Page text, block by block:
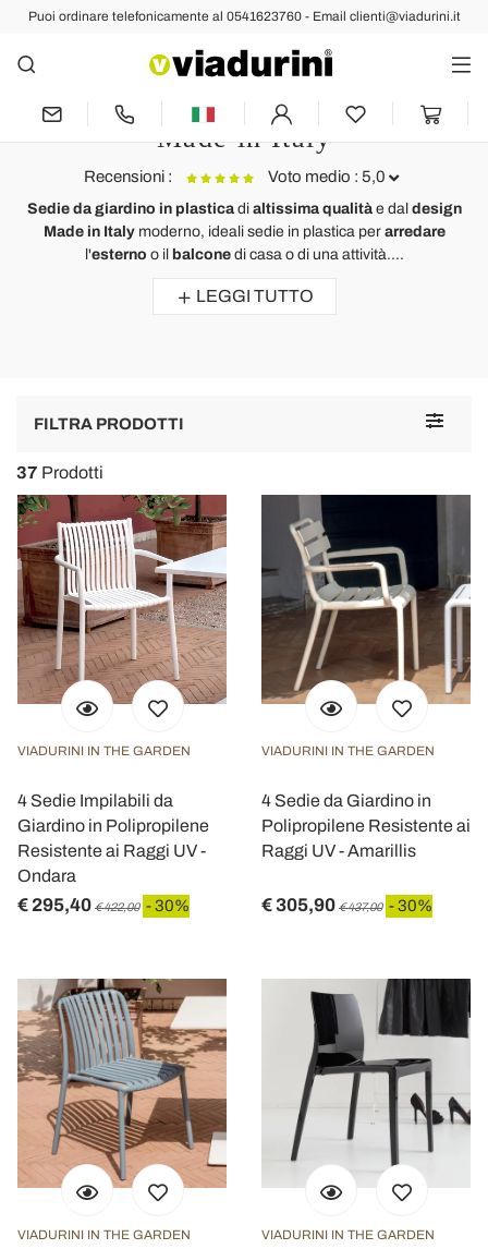
Puoi ordinare telefonicamente al 0541623760 - Email clienti@viadurini.it
Sedie in Plastica da Giardino o
Esterno Pieghevoli e con Braccioli
Made in Italy
Recensioni : Voto medio : 5,0
Sedia da esterno/interno di design in polipropilene made in Italy
Bellissima sedie, il design minimale si sposta perfettamente con il
Sedie da giardino in plasticadi altissima qualitàe dal design
Made in Italymoderno, ideali sedie in plastica per arredare
l'esterno o il balcone di casa o di una attività....
LEGGI TUTTO
Toggle
FILTRA PRODOTTI
37 Prodotti
VIADURINI IN THE GARDEN
4 Sedie Impilabili da
Giardino in Polipropilene
Resistente ai Raggi UV -
Ondara
€ 295,40 € 422,00 - 30%
VIADURINI IN THE GARDEN
4 Sedie da Giardino in
Polipropilene Resistente ai
Raggi UV - Amarillis
€ 305,90 € 437,00 - 30%
VIADURINI IN THE GARDEN VIADURINI IN THE GARDEN